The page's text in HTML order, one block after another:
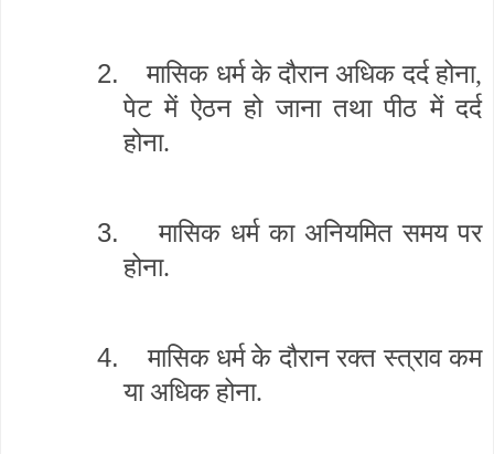
2.
मासिक धर्म के दौरान अधिक दर्द होना,
पेट में ऐठन हो जाना तथा पीठ में दर्द
होना.
3.
मासिक धर्म का अनियमित समय पर
होना.
4.
मासिक धर्म के दौरान रक्त स्त्राव कम
या अधिक होना.